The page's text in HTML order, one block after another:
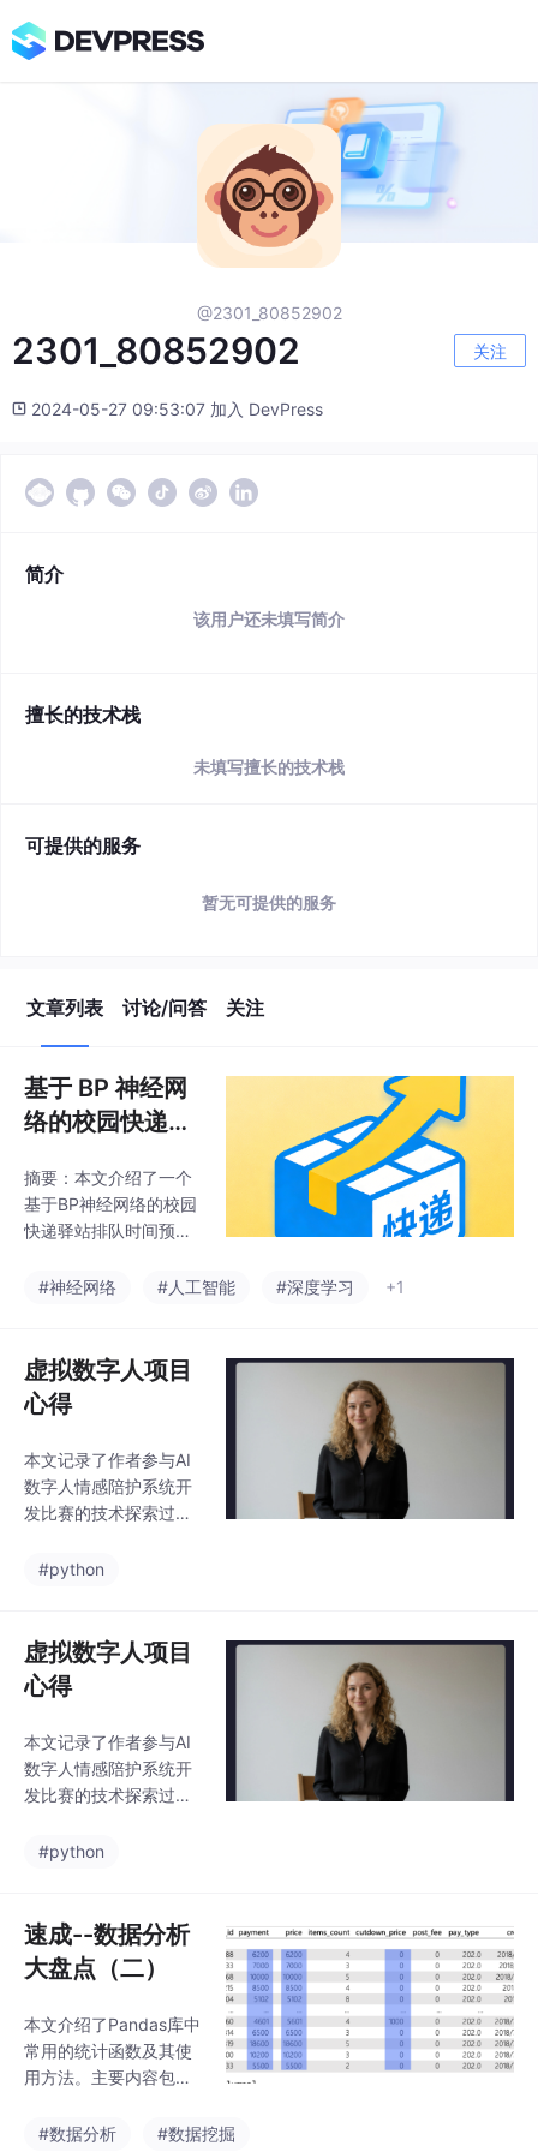
@2301_80852902
2301_80852902 关注
2024-05-27 09:53:07 加入 DevPress
简介
该用户还未填写简介
擅长的技术栈
未填写擅长的技术栈
可提供的服务
暂无可提供的服务
文章列表 讨论/问答 关注
基于 BP 神经网
络的校园快递取
摘要：本文介绍了一个
基于BP神经网络的校园
快递驿站排队时间预测
过收集时段、课程安
BP神经网络进行建模，
最终实现0.9的可决系数
和2分钟内的预测误差。
序形式，通过API接口连
接预测模型。作者分享
了从数据收集、模型训
程经验，并指出AI生成
实数据。该项目为校园
快递服
#神经网络 #人工智能 #深度学习 +1
虚拟数字人项目
心得
本文记录了作者参与AI
数字人情感陪护系统开
发比赛的技术探索过
目需求和技术路线，包
合成和数字人驱动等模
块的实现尝试。作者通
过小demo试验逐步理
定位与主办方提供的数
据存在偏差，转而聚焦
多模态情感识别和数字
了环境配置、模型部署
盘空间、版本兼容等问
题，体现了技术实践中
#python
虚拟数字人项目
心得
本文记录了作者参与AI
数字人情感陪护系统开
发比赛的技术探索过
目需求和技术路线，包
合成和数字人驱动等模
块的实现尝试。作者通
过小demo试验逐步理
定位与主办方提供的数
据存在偏差，转而聚焦
多模态情感识别和数字
了环境配置、模型部署
#python
速成--数据分析
大盘点（二）
本文介绍了Pandas库中
常用的统计函数及其使
用方法。主要内容包
概念，axis=0表示垂直
#数据分析 #数据挖掘